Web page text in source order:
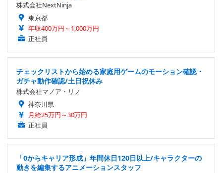
株式会社NextNinja
東京都
年収400万円～1,000万円
正社員
チェックリストから始める家庭用ゲームのモーション確認・
ガチャ動作確認/土日祝休み
株式会社マノア・リノ
神奈川県
月給25万円～30万円
正社員
「0からキャリア形成」年間休日120日以上/キャラクターの
動きを編集するアニメーションスタッフ